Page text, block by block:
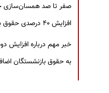
صفر تا صد همسان‌سازی
افزایش ۴۰ درصدی حقوق بازنشستگان
خبر مهم درباره افزایش
به حقوق بازنشستگان